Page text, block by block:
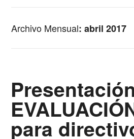
Archivo Mensual abril 2017
para